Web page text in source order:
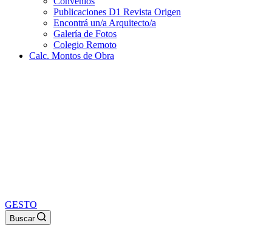
Publicaciones D1 Revista Origen
Encontrá un/a Arquitecto/a
Galería de Fotos
Colegio Remoto
Calc. Montos de Obra
GESTO
Buscar